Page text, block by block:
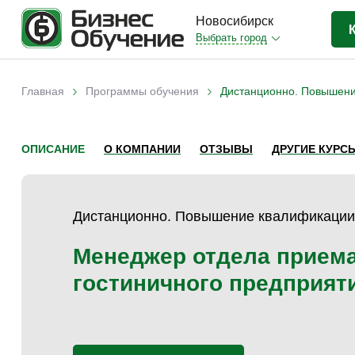
Новосибирск
Выбрать город
Компьютерная грамотность (32)
Главная › Программы обучения › Дистанционно.
ОПИСАНИЕ О КОМПАНИИ ОТЗЫВЫ ДРУГИЕ
Дистанционно. Повышение квалификации
Менеджер отдела
гостиничного